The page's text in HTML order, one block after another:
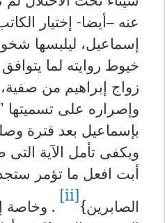
عنه –أيضا- إختيار
إسماعيل، ليلبسها
خيوط روايته لما
زواج إبراهيم من
وإصراره على
بإسماعيل بعد فترة
ويكفى تأمل الآية
أبت افعل ما تؤمر
الصابرين}
[ii]
. وخاصة